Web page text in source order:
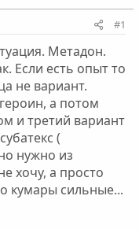
#1
Метадон.
Если есть опыт то
не вариант.
а потом
и третий вариант
(
нужно из
хочу, а просто
кумары сильные...